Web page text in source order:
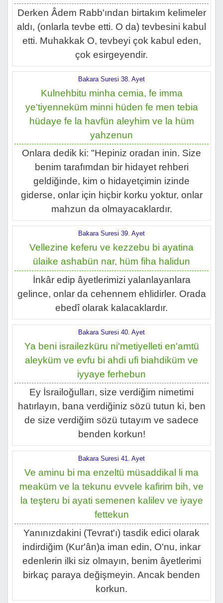
Derken Âdem Rabb'ından birtakım kelimeler
aldı, (onlarla tevbe etti. O da) tevbesini kabul
etti. Muhakkak O, tevbeyi çok kabul eden,
çok esirgeyendir.
Bakara Suresi 38. Ayet
Kulnehbitu minha cemia, fe imma
ye'tiyenneküm minni hüden fe men tebia
hüdaye fe la havfün aleyhim ve la hüm
yahzenun
Onlara dedik ki: "Hepiniz oradan inin. Size
benim tarafımdan bir hidayet rehberi
geldiğinde, kim o hidayetçimin izinde
giderse, onlar için hiçbir korku yoktur, onlar
mahzun da olmayacaklardır.
Bakara Suresi 39. Ayet
Vellezine keferu ve kezzebu bi ayatina
ülaike ashabün nar, hüm fiha halidun
İnkâr edip âyetlerimizi yalanlayanlara
gelince, onlar da cehennem ehlidirler. Orada
ebedî olarak kalacaklardır.
Bakara Suresi 40. Ayet
Ya beni israilezküru ni'metiyelleti en'amtü
aleyküm ve evfu bi ahdi ufi biahdiküm ve
iyyaye ferhebun
Ey İsrailoğulları, size verdiğim nimetimi
hatırlayın, bana verdiğiniz sözü tutun ki, ben
de size verdiğim sözü tutayım ve sadece
benden korkun!
Bakara Suresi 41. Ayet
Ve aminu bi ma enzeltü müsaddikal li ma
meaküm ve la tekunu evvele kafirim bih, ve
la teşteru bi ayati semenen kalilev ve iyaye
fettekun
Yanınızdakini (Tevrat'ı) tasdik edici olarak
indirdiğim (Kur'ân)a iman edin, O'nu, inkar
edenlerin ilki siz olmayın, benim âyetlerimi
birkaç paraya değişmeyin. Ancak benden
korkun.